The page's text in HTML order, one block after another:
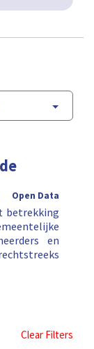
Open Data
betrekking
en
Clear Filters